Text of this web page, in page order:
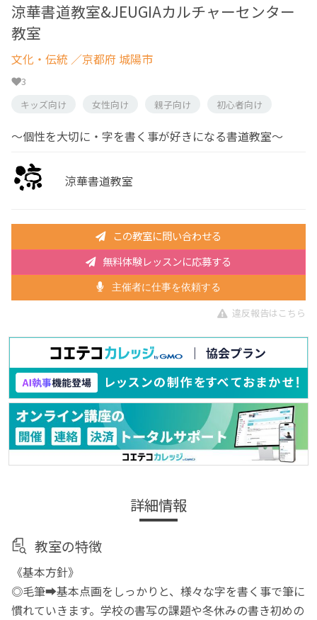
涼華書道教室&JEUGIAカルチャーセンター
教室
文化・伝統 ／京都府 城陽市
3
キッズ向け
女性向け 親子向け 初心者向け
〜個性を大切に・字を書く事が好きになる書道教室〜
涼華書道教室
この教室に問い合わせる
無料体験レッスンに応募する
主催者に仕事を依頼する
違反報告はこちら
詳細情報
教室の特徴
《基本方針》
◎毛筆➡︎基本点画をしっかりと、様々な字を書く事で筆に
慣れていきます。学校の書写の課題や冬休みの書き初めの